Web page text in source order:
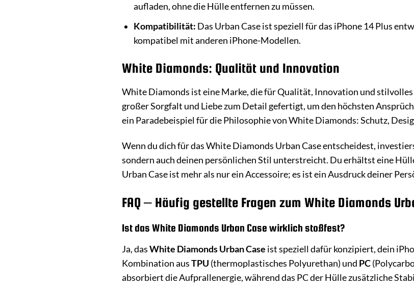
aufladen, ohne die Hülle entfernen zu müssen.
Kompatibilität: Das Urban Case ist speziell für das iPhone 14 Plus
kompatibel mit anderen iPhone-Modellen.
White Diamonds: Qualität und Innovation
White Diamonds ist eine Marke, die für Qualität, Innovation und
großer Sorgfalt und Liebe zum Detail gefertigt, um den höchsten
ein Paradebeispiel für die Philosophie von White Diamonds: Schutz,
Wenn du dich für das White Diamonds Urban Case entscheidest,
sondern auch deinen persönlichen Stil unterstreicht. Du erhältst eine
Urban Case ist mehr als nur ein Accessoire; es ist ein Ausdruck deiner
FAQ – Häufig gestellte Fragen zum White Diamonds
Ist das White Diamonds Urban Case wirklich stoßfest?
Ja, dasWhite Diamonds Urban Case ist speziell dafür konzipiert, dein
Kombination ausTPU (thermoplastisches Polyurethan) und PC
absorbiert die Aufprallenergie, während das PC der Hülle zusätzliche